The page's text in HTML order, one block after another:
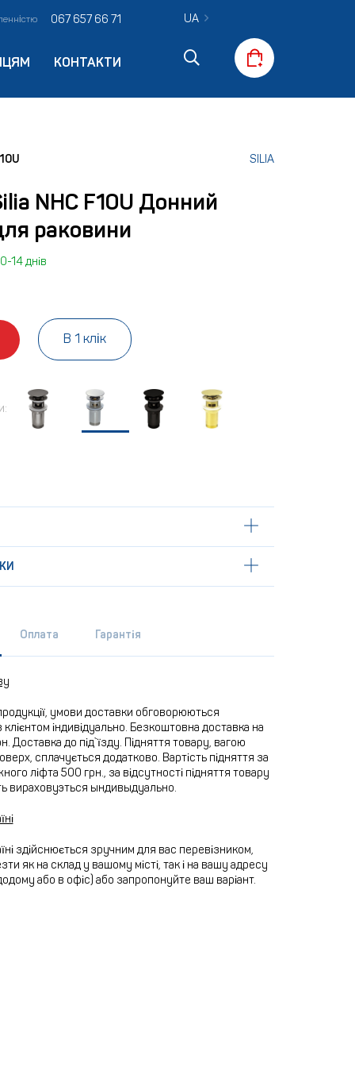
067 657 66 71
КОНТАКТИ
UA
SILIA
NHC F10U Донний
раковини
14 днів
В 1 клік
Оплата Гарантія
умови доставки обговорюються
індивідуально. Безкоштовна доставка на
Доставка до під`їзду. Підняття товару, вагою
сплачується додатково. Вартість підняття за
ліфта 500 грн., за відсутності підняття товару
вираховуэться ындивыдуально.
здійснюється зручним для вас перевізником,
як на склад у вашому місті, так і на вашу адресу
або в офіс) або запропонуйте ваш варіант.